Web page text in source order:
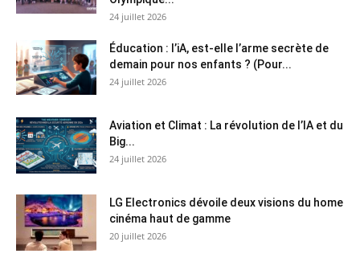
24 juillet 2026
Éducation : l’iA, est-elle l’arme secrète de
demain pour nos enfants ? (Pour...
24 juillet 2026
Aviation et Climat : La révolution de l’IA et du
Big...
24 juillet 2026
LG Electronics dévoile deux visions du home
cinéma haut de gamme
20 juillet 2026